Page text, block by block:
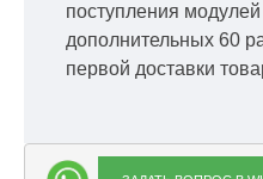
поступления
дополнительных 60
первой доставки